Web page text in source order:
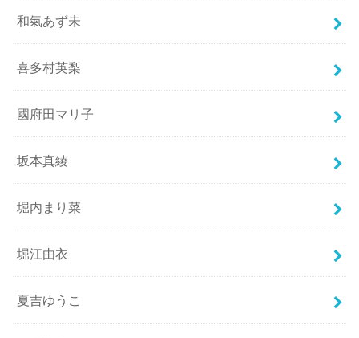
和氣あず未
喜多村英梨
國府田マリ子
坂本真綾
堀内まり菜
堀江由衣
夏吉ゆうこ